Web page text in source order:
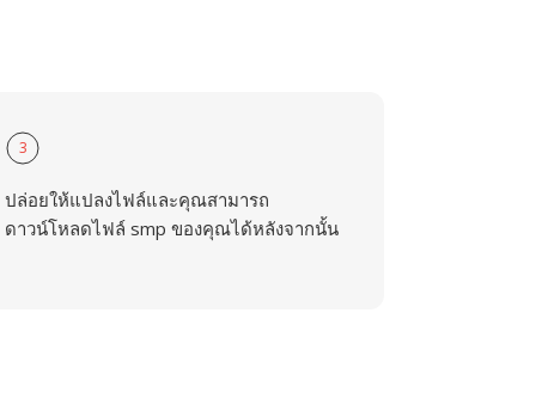
3
ปล่อยให้แปลงไฟล์และคุณสามารถ
ดาวน์โหลดไฟล์ smp ของคุณได้หลังจากนั้น